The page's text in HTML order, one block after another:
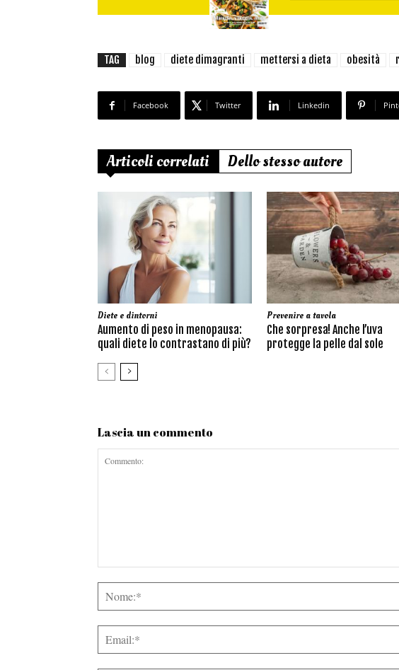
TAG blog diete dimagranti mettersi a dieta obesità
Facebook Twitter Linkedin
Articoli correlati Dello stesso autore
Diete e dintorni
Aumento di peso in menopausa:
quali diete lo contrastano di più?
Prevenire a tavola
Che sorpresa! Anche l’uva
protegge la pelle dal sole
Lascia un commento